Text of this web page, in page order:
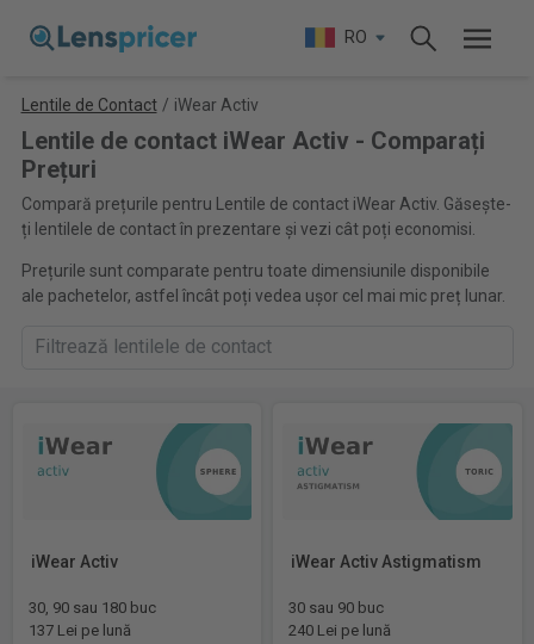
RO
Lentile de Contact / iWear Activ
Lentile de contact iWear Activ - Comparați
Prețuri
Compară prețurile pentru Lentile de contact iWear Activ. Găsește-
ți lentilele de contact în prezentare și vezi cât poți economisi.
Prețurile sunt comparate pentru toate dimensiunile disponibile
ale pachetelor, astfel încât poți vedea ușor cel mai mic preț lunar.
iWear Activ
30, 90 sau 180 buc
137 Lei pe lună
iWear Activ Astigmatism
30 sau 90 buc
240 Lei pe lună